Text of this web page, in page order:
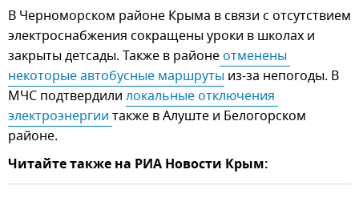
В Черноморском районе Крыма в связи с отсутствием
электроснабжения сокращены уроки в школах и
закрыты детсады. Также в районе отменены
некоторые автобусные маршруты из-за непогоды. В
МЧС подтвердили локальные отключения
электроэнергии также в Алуште и Белогорском
районе.
Читайте также на РИА Новости Крым: